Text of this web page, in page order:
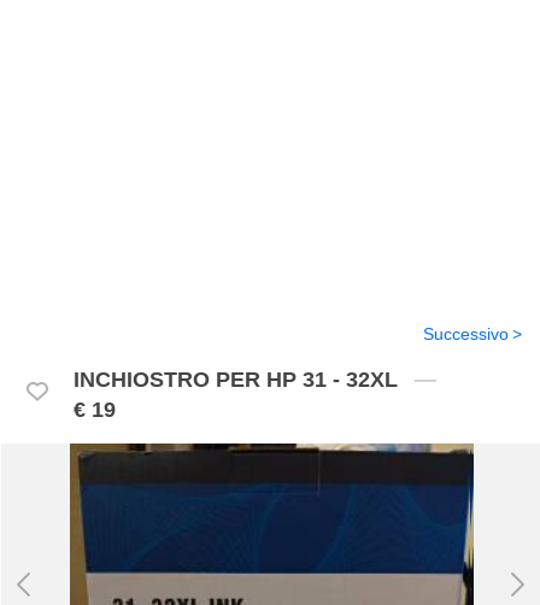
INCHIOSTRO PER HP 31 - 32XL
€ 19
Successivo